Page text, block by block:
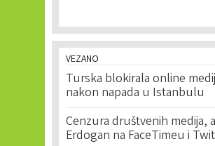
VEZANO
Turska blokirala online
nakon napada u Istanbulu
Cenzura društvenih medija, a
Erdogan na FaceTimeu i